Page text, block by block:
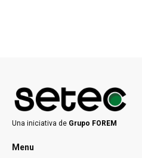
Una iniciativa de Grupo FOREM
Menu